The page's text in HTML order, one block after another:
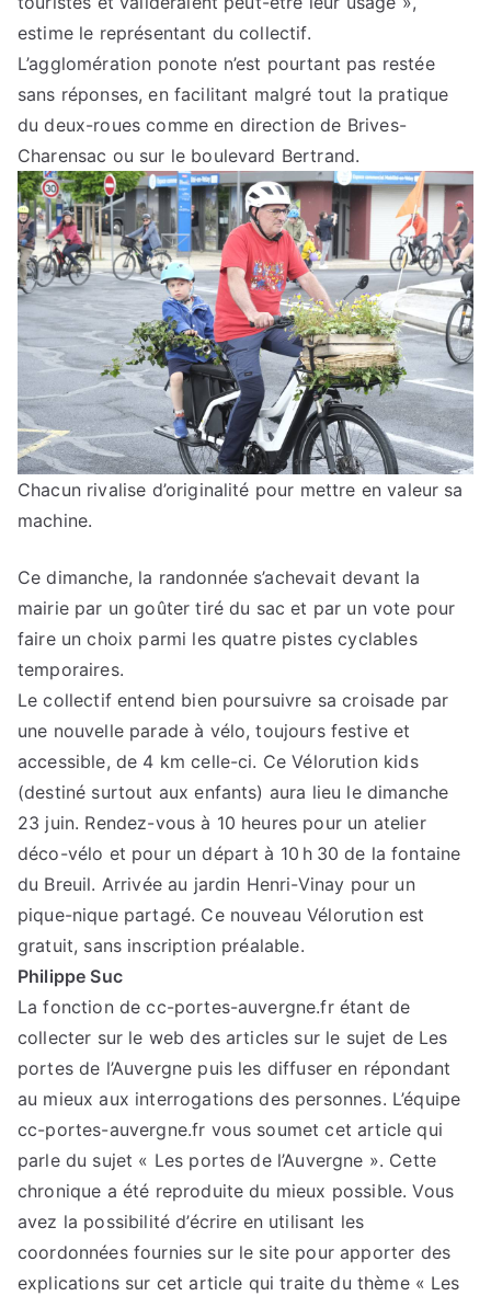
estime le représentant du collectif.
L’agglomération ponote n’est pourtant pas restée
sans réponses, en facilitant malgré tout la pratique
du deux-roues comme en direction de Brives-
Charensac ou sur le boulevard Bertrand.
Chacun rivalise d’originalité pour mettre en valeur sa
machine.
Ce dimanche, la randonnée s’achevait devant la
mairie par un goûter tiré du sac et par un vote pour
faire un choix parmi les quatre pistes cyclables
temporaires.
Le collectif entend bien poursuivre sa croisade par
une nouvelle parade à vélo, toujours festive et
accessible, de 4 km celle-ci. Ce Vélorution kids
(destiné surtout aux enfants) aura lieu le dimanche
23 juin. Rendez-vous à 10 heures pour un atelier
déco-vélo et pour un départ à 10 h 30 de la fontaine
du Breuil. Arrivée au jardin Henri-Vinay pour un
pique-nique partagé. Ce nouveau Vélorution est
gratuit, sans inscription préalable.
Philippe Suc
La fonction de cc-portes-auvergne.fr étant de
collecter sur le web des articles sur le sujet de Les
portes de l’Auvergne puis les diffuser en répondant
au mieux aux interrogations des personnes. L’équipe
cc-portes-auvergne.fr vous soumet cet article qui
parle du sujet « Les portes de l’Auvergne ». Cette
chronique a été reproduite du mieux possible. Vous
avez la possibilité d’écrire en utilisant les
coordonnées fournies sur le site pour apporter des
explications sur cet article qui traite du thème « Les